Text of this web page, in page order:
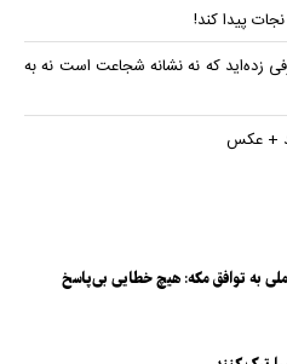
پیدا کند!
زده‌اید که نه نشانه شجاعت است نه به
+ عکس
به توافق مکه: هیچ خطایی بی‌پاسخ